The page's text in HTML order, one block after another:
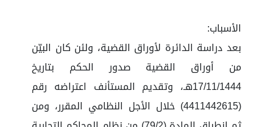
الأسباب:
بعد دراسة الدائرة لأوراق القضية، ولئن كان البيّن
من أوراق القضية صدور الحكم بتاريخ
17/11/1444هـ، وتقديم المستأنف اعتراضه رقم
(4411442615) خلال الأجل النظامي المقرر، ومن